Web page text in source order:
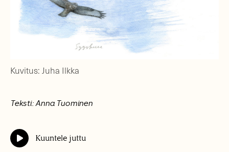
Kuvitus: Juha Ilkka
Teksti: Anna Tuominen
Kuuntele juttu